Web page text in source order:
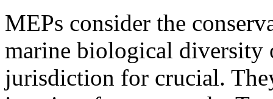
MEPs consider the
marine biological diversity
jurisdiction for crucial.